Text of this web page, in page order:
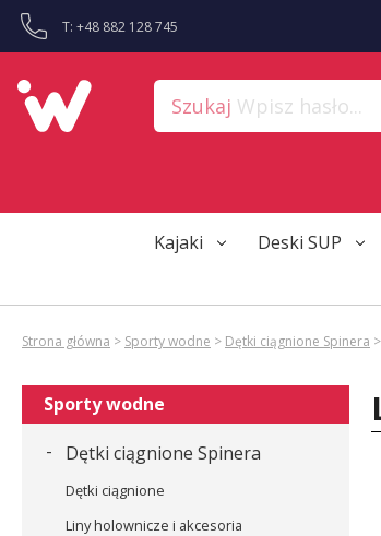
T: +48 882 128 745
Szukaj Wpisz hasło...
Kajaki Deski SUP
Strona główna > Sporty wodne > Dętki ciągnione Spinera >
Sporty wodne
-
Dętki ciągnione Spinera
Dętki ciągnione
Liny holownicze i akcesoria